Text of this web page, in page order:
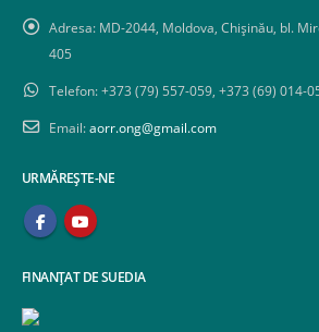
Adresa: MD-2044, Moldova, Chișinău, bl.
405
Telefon:+373 (79) 557-059, +373 (69) 014-
Email:aorr.ong@gmail.com
URMĂREȘTE-NE
FINANȚAT DE SUEDIA